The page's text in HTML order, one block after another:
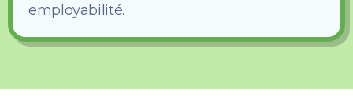
employabilité.